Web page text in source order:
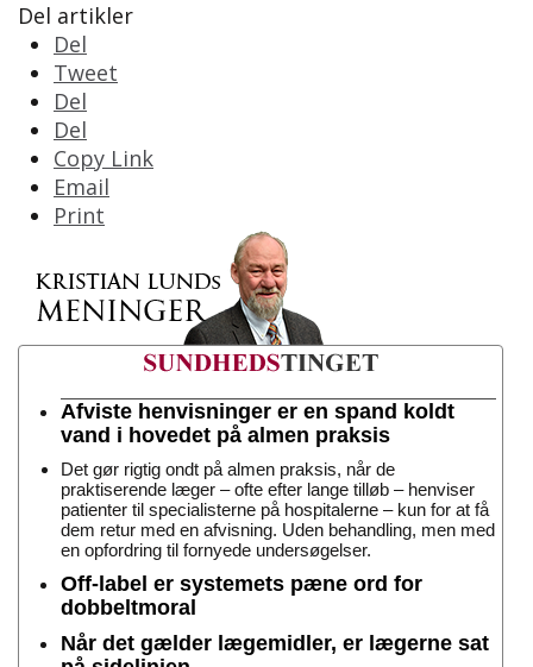
Del artikler
Del
Tweet
Del
Del
Copy Link
Email
Print
Afviste henvisninger er en spand koldt
vand i hovedet på almen praksis
Det gør rigtig ondt på almen praksis, når de
praktiserende læger – ofte efter lange tilløb – henviser
patienter til specialisterne på hospitalerne – kun for at få
dem retur med en afvisning. Uden behandling, men med
en opfordring til fornyede undersøgelser.
Off-label er systemets pæne ord for
dobbeltmoral
Når det gælder lægemidler, er lægerne sat